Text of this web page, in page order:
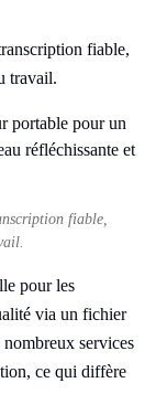
fiable,
travail.
fiable,
pour les
via un fichier
services
ce qui diffère